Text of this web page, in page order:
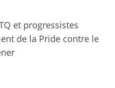
et progressistes
de la Pride contre le